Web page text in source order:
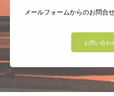
メールフォームからのお問合
お問い合わ